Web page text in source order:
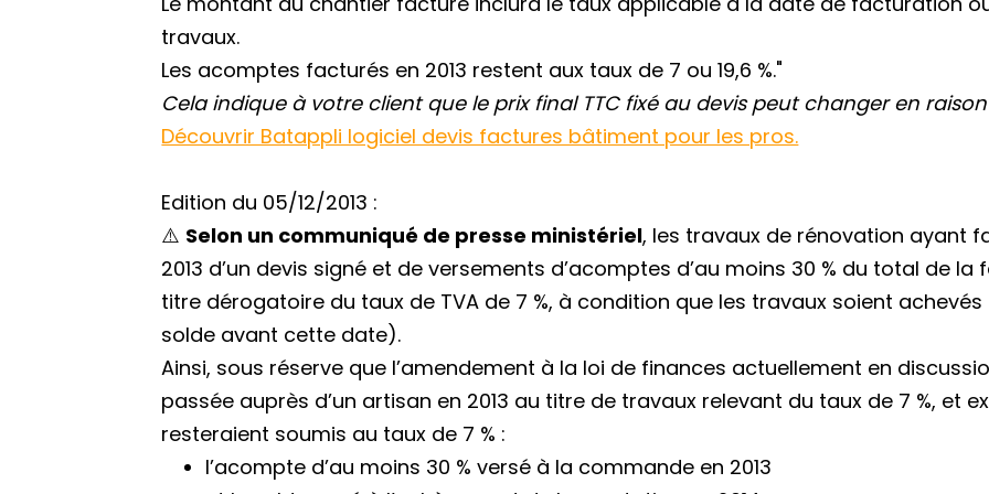
travaux.
Les acomptes facturés en 2013 restent aux taux de 7 ou 19,6 %."
Cela indique à votre client que le prix final TTC fixé au devis peut changer en
Découvrir Batappli logiciel devis factures bâtiment pour les pros.
Edition du 05/12/2013 :
⚠️ Selon un communiqué de presse ministériel, les travaux de rénovation ayant
2013 d’un devis signé et de versements d’acomptes d’au moins 30 % du total de
titre dérogatoire du taux de TVA de 7 %, à condition que les travaux soient
solde avant cette date).
Ainsi, sous réserve que l’amendement à la loi de finances actuellement en
passée auprès d’un artisan en 2013 au titre de travaux relevant du taux de 7 %, et
resteraient soumis au taux de 7 % :
l’acompte d’au moins 30 % versé à la commande en 2013